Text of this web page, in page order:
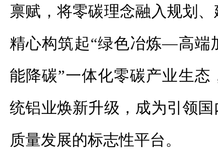
禀赋，将零碳理念融入规划
精心构筑起“绿色冶炼—高
能降碳”一体化零碳产业生态
统铝业焕新升级，成为引领
质量发展的标志性平台。